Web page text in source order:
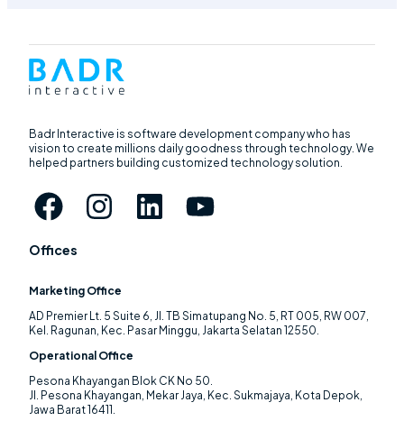
Badr Interactive is software development company who has
vision to create millions daily goodness through technology. We
helped partners building customized technology solution.
Offices
Marketing Office
AD Premier Lt. 5 Suite 6, Jl. TB Simatupang No. 5, RT 005, RW 007,
Kel. Ragunan, Kec. Pasar Minggu, Jakarta Selatan 12550.
Operational Office
Pesona Khayangan Blok CK No 50.
Jl. Pesona Khayangan, Mekar Jaya, Kec. Sukmajaya, Kota Depok,
Jawa Barat 16411.